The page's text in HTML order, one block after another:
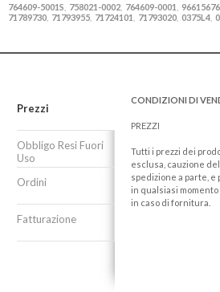
764609-5001S
758021-0002 764609-0001
71789730 71793955 71724101 71793020 0375L4
Prezzi
Obbligo Resi Fuori
Uso
Ordini
Fatturazione
CONDIZIONI DI
PREZZI
Tutti i prezzi dei
esclusa, cauzione
spedizione a parte,
in qualsiasi
in caso di fornitura.